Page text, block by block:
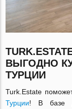
ВЫГОДНО
ТУРЦИИ
Turk.Estate
Турции! В базе